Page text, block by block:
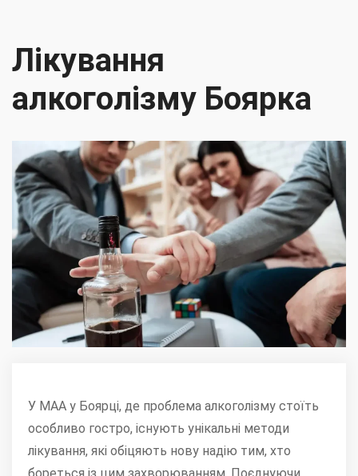
Лікування
алкоголізму Боярка
У МАА у Боярці, де проблема алкоголізму стоїть
особливо гостро, існують унікальні методи
лікування, які обіцяють нову надію тим, хто